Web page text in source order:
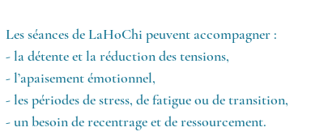
Les séances de LaHoChi peuvent accompagner :
- la détente et la réduction des tensions,
- l’apaisement émotionnel,
- les périodes de stress, de fatigue ou de transition,
- un besoin de recentrage et de ressourcement.